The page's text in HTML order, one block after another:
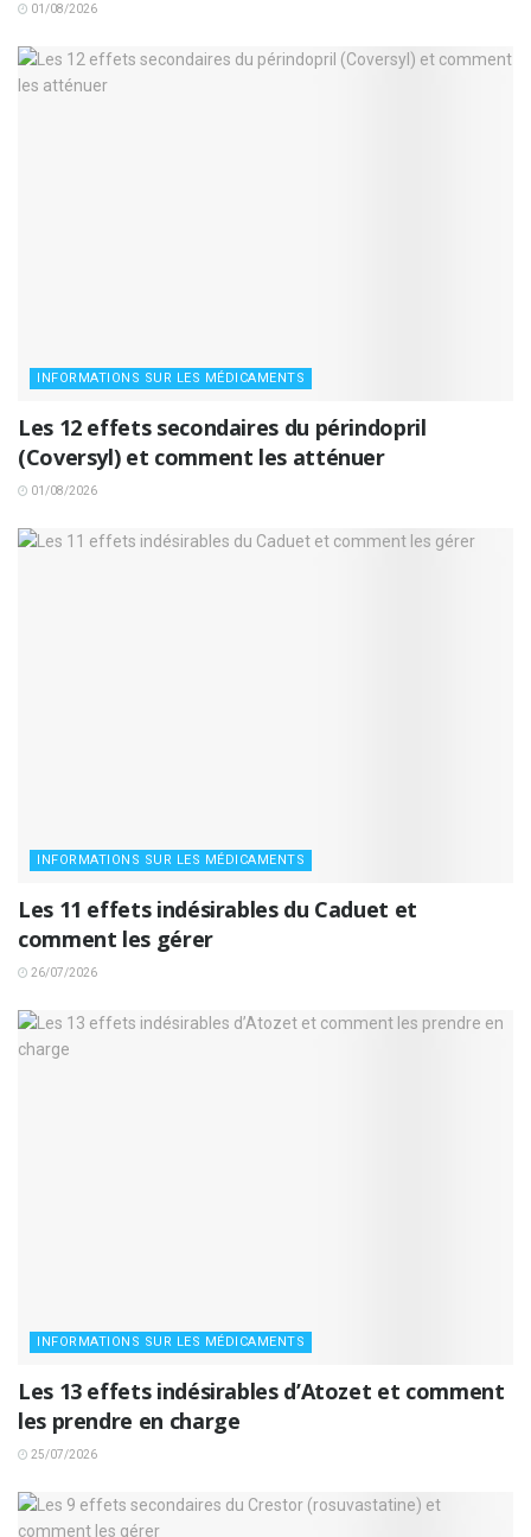
01/08/2026
INFORMATIONS SUR LES MÉDICAMENTS
Les 12 effets secondaires du périndopril
(Coversyl) et comment les atténuer
01/08/2026
INFORMATIONS SUR LES MÉDICAMENTS
Les 11 effets indésirables du Caduet et
comment les gérer
26/07/2026
INFORMATIONS SUR LES MÉDICAMENTS
Les 13 effets indésirables d’Atozet et comment
les prendre en charge
25/07/2026